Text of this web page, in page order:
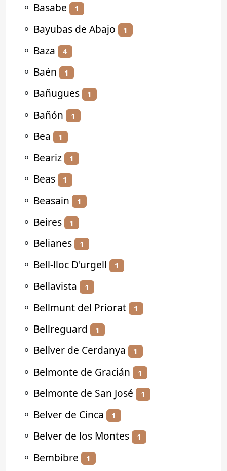
⚬ Basabe 1
⚬ Bayubas de Abajo 1
⚬ Baza 4
⚬ Baén 1
⚬ Bañugues 1
⚬ Bañón 1
⚬ Bea 1
⚬ Beariz 1
⚬ Beas 1
⚬ Beasain 1
⚬ Beires 1
⚬ Belianes 1
⚬ Bell-lloc D'urgell 1
⚬ Bellavista 1
⚬ Bellmunt del Priorat 1
⚬ Bellreguard 1
⚬ Bellver de Cerdanya 1
⚬ Belmonte de Gracián 1
⚬ Belmonte de San José 1
⚬ Belver de Cinca 1
⚬ Belver de los Montes 1
⚬ Bembibre 1